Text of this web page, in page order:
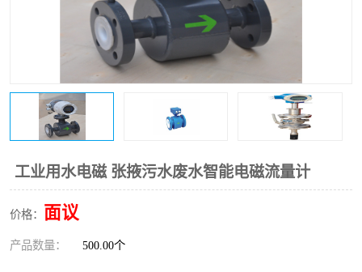
工业用水电磁 张掖污水废水智能电磁流量计
价格： 面议
产品数量： 500.00个
测漏仪
锅炉水位计
智能锅炉水位计 电容液位计
流量仪表 加油站液位仪